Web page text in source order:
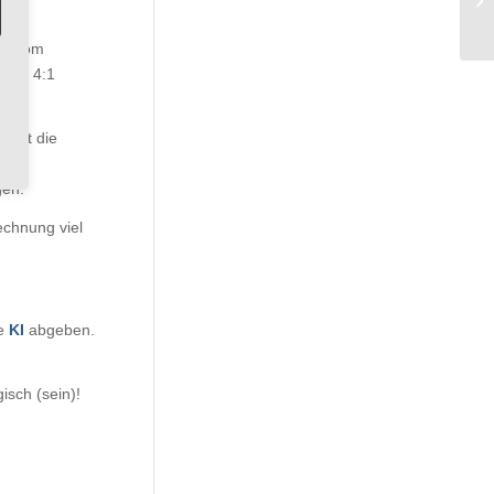
vom
mit 4:1
die
viel
KI abgeben.
(sein)!